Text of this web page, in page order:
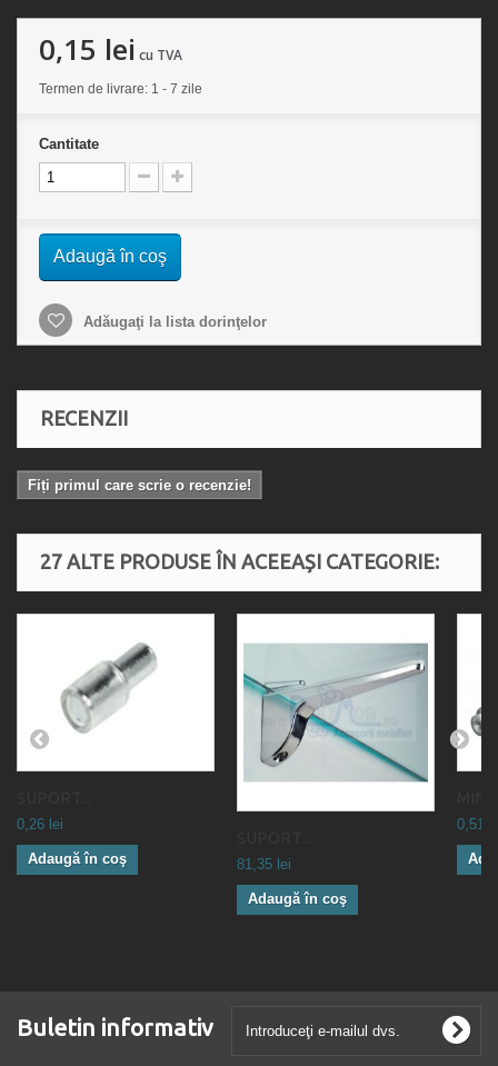
0,15 lei cu TVA
Termen de livrare: 1 - 7 zile
Cantitate
Adaugă în coş
Adăugaţi la lista dorinţelor
RECENZII
Fiți primul care scrie o recenzie!
27 ALTE PRODUSE ÎN ACEEAȘI CATEGORIE:
0,26 lei
Adaugă în coş 81,35 lei
Adaugă în coş
0,51
Buletin informativ